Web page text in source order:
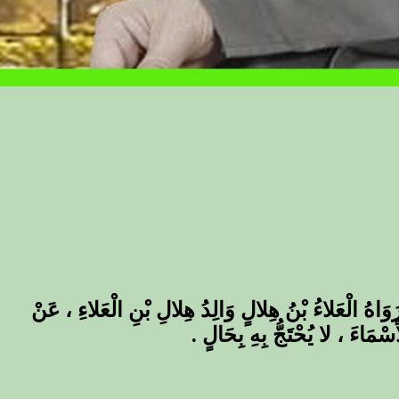
الْعَلاءُ بْنُ هِلالٍ وَالِدُ هِلالِ بْنِ الْعَلاءِ ، عَنْ
، لا يُحْتَجُّ بِهِ بِحَالٍ .